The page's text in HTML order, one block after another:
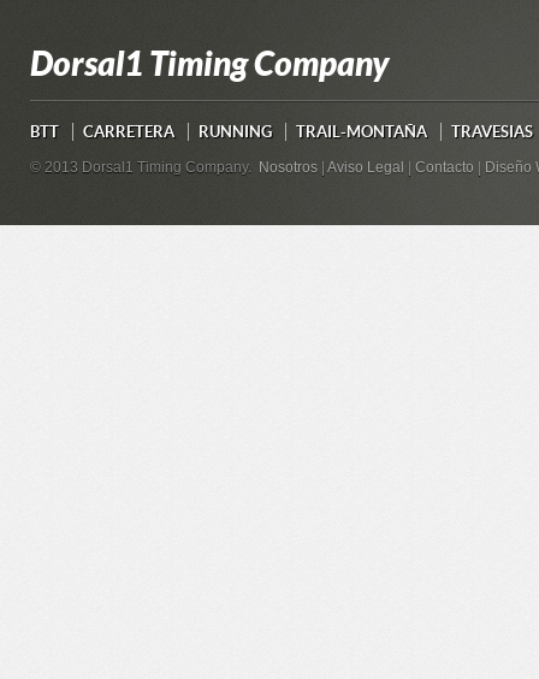
Dorsal1 Timing Company
BTT CARRETERA RUNNING TRAIL-MONTAÑA TRAVESIAS
© 2013 Dorsal1 Timing Company. Nosotros Aviso Legal Contacto Diseño